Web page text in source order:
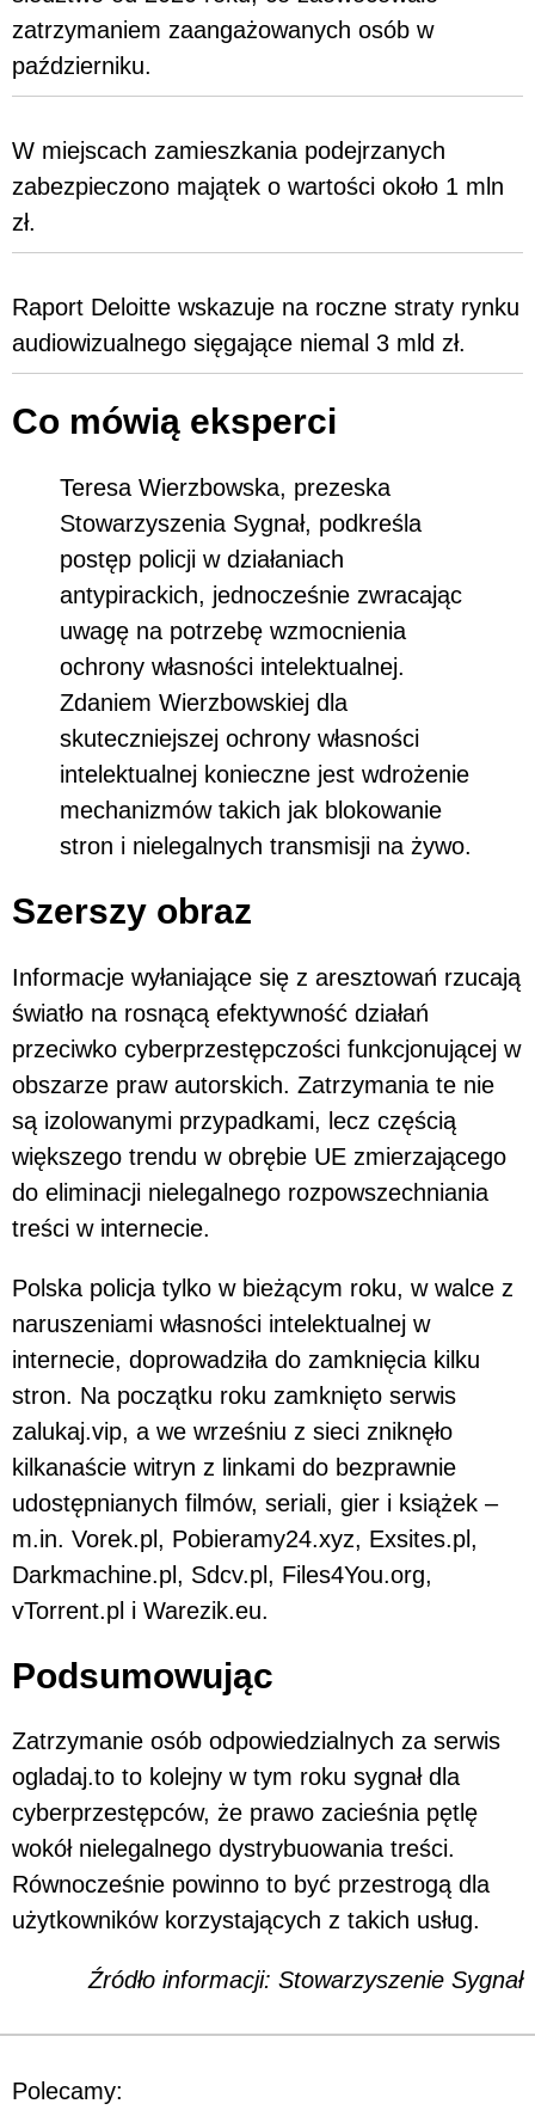
zatrzymaniem zaangażowanych osób w
październiku.
W miejscach zamieszkania podejrzanych
zabezpieczono majątek o wartości około 1 mln
zł.
Raport Deloitte wskazuje na roczne straty rynku
audiowizualnego sięgające niemal 3 mld zł.
Co mówią eksperci
Teresa Wierzbowska, prezeska
Stowarzyszenia Sygnał, podkreśla
postęp policji w działaniach
antypirackich, jednocześnie zwracając
uwagę na potrzebę wzmocnienia
ochrony własności intelektualnej.
Zdaniem Wierzbowskiej dla
skuteczniejszej ochrony własności
intelektualnej konieczne jest wdrożenie
mechanizmów takich jak blokowanie
stron i nielegalnych transmisji na żywo.
Szerszy obraz
Informacje wyłaniające się z aresztowań rzucają
światło na rosnącą efektywność działań
przeciwko cyberprzestępczości funkcjonującej w
obszarze praw autorskich. Zatrzymania te nie
są izolowanymi przypadkami, lecz częścią
większego trendu w obrębie UE zmierzającego
do eliminacji nielegalnego rozpowszechniania
treści w internecie.
Polska policja tylko w bieżącym roku, w walce z
naruszeniami własności intelektualnej w
internecie, doprowadziła do zamknięcia kilku
stron. Na początku roku zamknięto serwis
zalukaj.vip, a we wrześniu z sieci zniknęło
kilkanaście witryn z linkami do bezprawnie
udostępnianych filmów, seriali, gier i książek –
m.in. Vorek.pl, Pobieramy24.xyz, Exsites.pl,
Darkmachine.pl, Sdcv.pl, Files4You.org,
vTorrent.pl i Warezik.eu.
Podsumowując
Zatrzymanie osób odpowiedzialnych za serwis
ogladaj.to to kolejny w tym roku sygnał dla
cyberprzestępców, że prawo zacieśnia pętlę
wokół nielegalnego dystrybuowania treści.
Równocześnie powinno to być przestrogą dla
użytkowników korzystających z takich usług.
Źródło informacji: Stowarzyszenie Sygnał
Polecamy: